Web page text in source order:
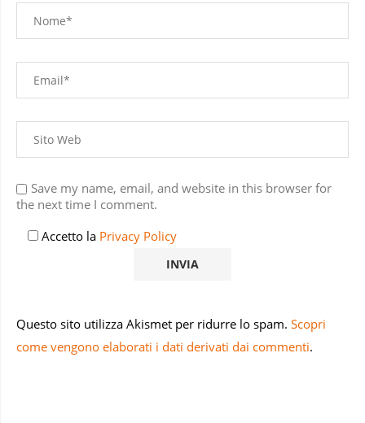
Save my name, email, and website in this browser for
the next time I comment.
Accetto la Privacy Policy
Questo sito utilizza Akismet per ridurre lo spam. Scopri
come vengono elaborati i dati derivati dai commenti.